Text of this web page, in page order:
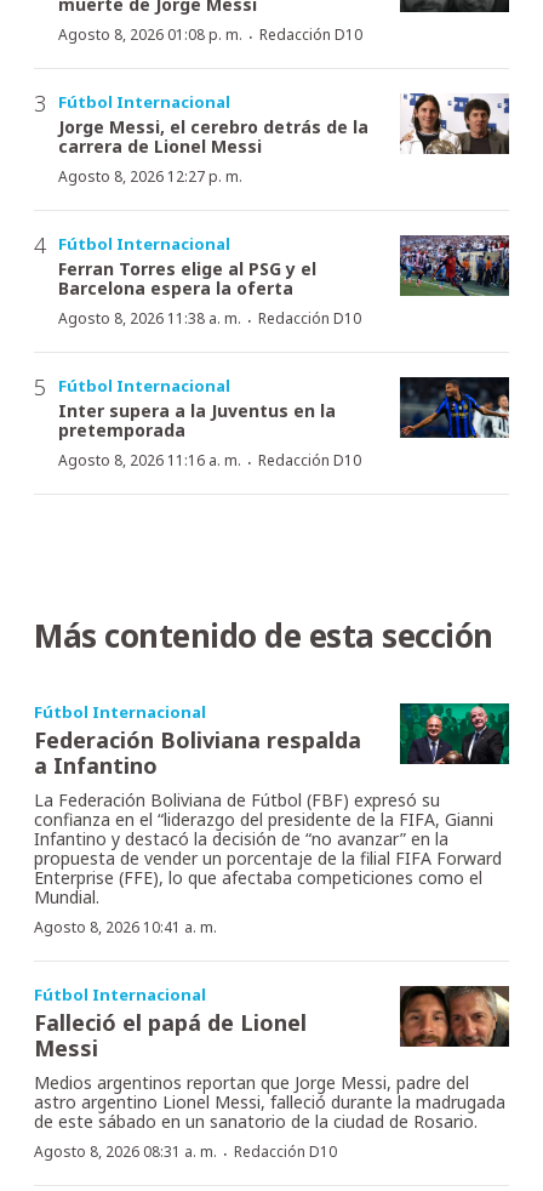
Agosto 8, 2026 01:08 p. m. · Redacción D10
Fútbol Internacional
Jorge Messi, el cerebro detrás de la
carrera de Lionel Messi
Agosto 8, 2026 12:27 p. m.
Fútbol Internacional
Ferran Torres elige al PSG y el
Barcelona espera la oferta
Agosto 8, 2026 11:38 a. m. · Redacción D10
Fútbol Internacional
Inter supera a la Juventus en la
pretemporada
Agosto 8, 2026 11:16 a. m. · Redacción D10
Más contenido de esta sección
Fútbol Internacional
Federación Boliviana respalda
a Infantino
La Federación Boliviana de Fútbol (FBF) expresó su
confianza en el “liderazgo del presidente de la FIFA, Gianni
Infantino y destacó la decisión de “no avanzar” en la
propuesta de vender un porcentaje de la filial FIFA Forward
Enterprise (FFE), lo que afectaba competiciones como el
Mundial.
Agosto 8, 2026 10:41 a. m.
Fútbol Internacional
Falleció el papá de Lionel
Messi
Medios argentinos reportan que Jorge Messi, padre del
astro argentino Lionel Messi, falleció durante la madrugada
de este sábado en un sanatorio de la ciudad de Rosario.
Agosto 8, 2026 08:31 a. m. · Redacción D10